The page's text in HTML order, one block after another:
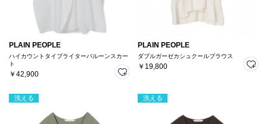
PLAIN PEOPLE
ハイカウントタイプライターバルーンスカー
ト
￥42,900
PLAIN PEOPLE
ダブルガーゼカシュクールブラウス
￥19,800
洗える 洗える